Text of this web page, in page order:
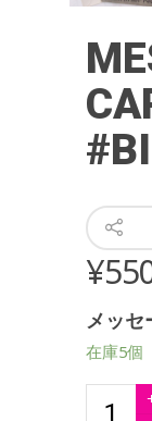
¥
メッセ
在庫5個